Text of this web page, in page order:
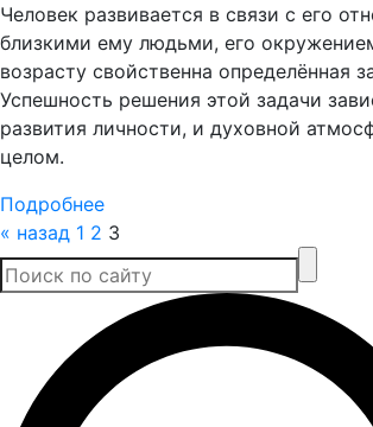
Человек развивается в связи с его
близкими ему людьми, его
возрасту свойственна определённая
Успешность решения этой задачи
развития личности, и духовной
целом.
Подробнее
Пагинация
записей
« назад 1 2 3